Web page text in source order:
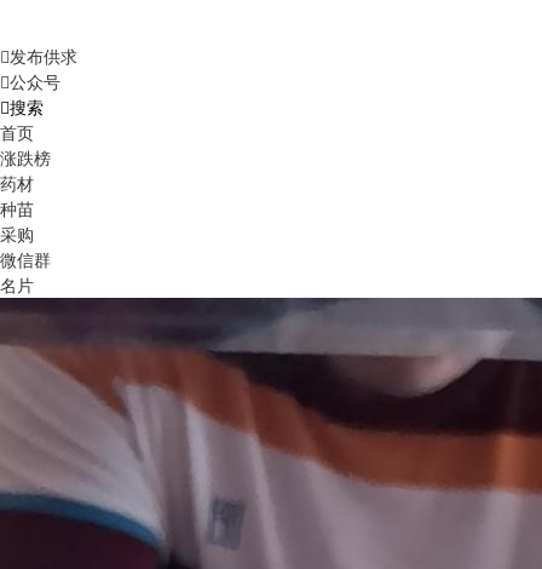
发布供求
公众号
搜索
首页
涨跌榜
药材
种苗
采购
微信群
名片